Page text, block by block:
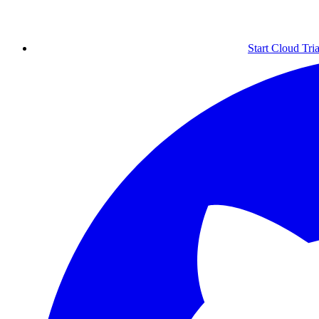
Start Cloud